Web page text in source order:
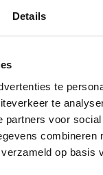
Details
te
te
voor
combineren
op basis